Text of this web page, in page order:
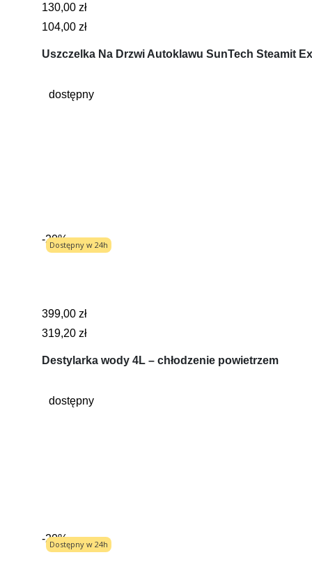
130,00 zł
104,00 zł
Uszczelka Na Drzwi Autoklawu SunTech Steamit
dostępny
-20%
399,00 zł
319,20 zł
Destylarka wody 4L – chłodzenie powietrzem
dostępny
Dostępny w 24h
-20%
Dostępny w 24h